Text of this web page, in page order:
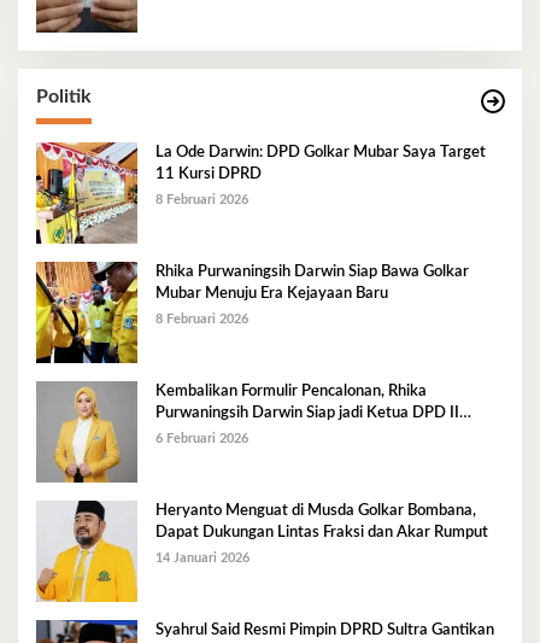
Politik
La Ode Darwin: DPD Golkar Mubar Saya Target
11 Kursi DPRD
8 Februari 2026
Rhika Purwaningsih Darwin Siap Bawa Golkar
Mubar Menuju Era Kejayaan Baru
8 Februari 2026
Kembalikan Formulir Pencalonan, Rhika
Purwaningsih Darwin Siap jadi Ketua DPD II
Golkar Mubar
6 Februari 2026
Heryanto Menguat di Musda Golkar Bombana,
Dapat Dukungan Lintas Fraksi dan Akar Rumput
14 Januari 2026
Syahrul Said Resmi Pimpin DPRD Sultra Gantikan